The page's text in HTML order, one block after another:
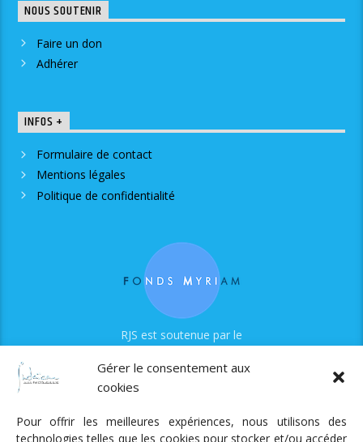
Gérer le consentement aux
cookies
Pour offrir les meilleures expériences, nous utilisons des
technologies telles que les cookies pour stocker et/ou accéder
NOUS SOUTENIR
Faire un don
Adhérer
INFOS +
Formulaire de contact
Mentions légales
Politique de confidentialité
RJS est soutenue par le